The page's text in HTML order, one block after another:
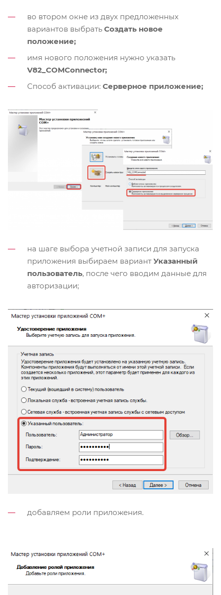
во втором окне из двух предложенных
вариантов выбрать Создать новое
положение;
имя нового положения нужно указать
V82_COMConnector;
Способ активации: Серверное приложение;
на шаге выбора учетной записи для запуска
приложения выбираем вариант Указанный
пользователь, после чего вводим данные для
авторизации;
добавляем роли приложения.